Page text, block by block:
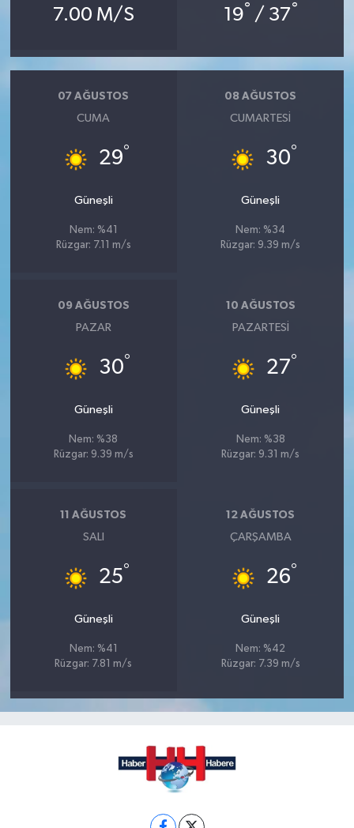
7.00 M/S 19° / 37°
07 AĞUSTOS
CUMA
29°
Güneşli
Nem: %41
Rüzgar: 7.11 m/s
08 AĞUSTOS
CUMARTESI
30°
Güneşli
Nem: %34
Rüzgar: 9.39 m/s
09 AĞUSTOS
PAZAR
30°
Güneşli
Nem: %38
Rüzgar: 9.39 m/s
10 AĞUSTOS
PAZARTESI
27°
Güneşli
Nem: %38
Rüzgar: 9.31 m/s
11 AĞUSTOS
SALI
25°
Güneşli
Nem: %41
Rüzgar: 7.81 m/s
12 AĞUSTOS
ÇARŞAMBA
26°
Güneşli
Nem: %42
Rüzgar: 7.39 m/s